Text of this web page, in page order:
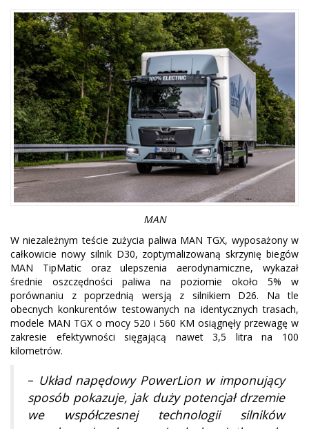
MAN
W niezależnym teście zużycia paliwa MAN TGX, wyposażony w
całkowicie nowy silnik D30, zoptymalizowaną skrzynię biegów
MAN TipMatic oraz ulepszenia aerodynamiczne, wykazał
średnie oszczędności paliwa na poziomie około 5% w
porównaniu z poprzednią wersją z silnikiem D26. Na tle
obecnych konkurentów testowanych na identycznych trasach,
modele MAN TGX o mocy 520 i 560 KM osiągnęły przewagę w
zakresie efektywności sięgającą nawet 3,5 litra na 100
kilometrów.
– Układ napędowy PowerLion w imponujący
sposób pokazuje, jak duży potencjał drzemie
we współczesnej technologii silników